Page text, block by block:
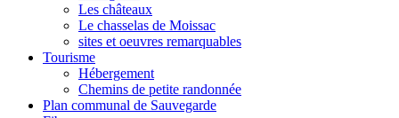
Les châteaux
Le chasselas de Moissac
sites et oeuvres remarquables
Tourisme
Hébergement
Chemins de petite randonnée
Plan communal de Sauvegarde